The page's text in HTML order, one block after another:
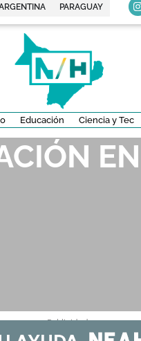
PARAGUAY
Educación Ciencia y Tec
- Publicidad -